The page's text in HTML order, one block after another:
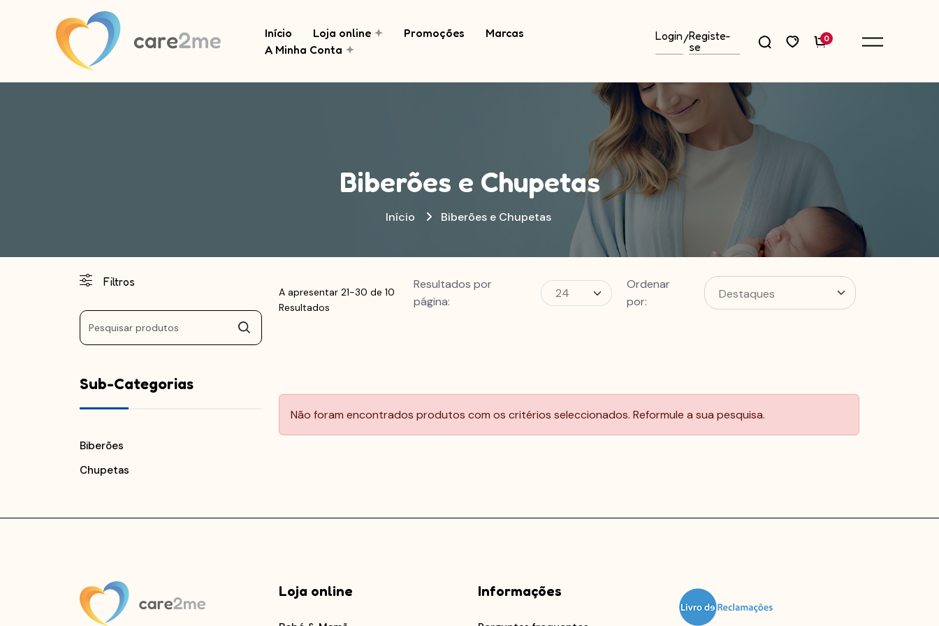
Início Loja online Promoções
Marcas
A Minha Conta
Login/Registe-
se
0
Biberões e Chupetas
Início Biberões e Chupetas
Filtros
Sub-Categorias
Biberões
Chupetas
A apresentar 21-30 de 10
Resultados
Resultados por
página:
Ordenar
por:
Não foram encontrados produtos com os critérios seleccionados. Reformule a sua pesquisa.
Loja online Informações